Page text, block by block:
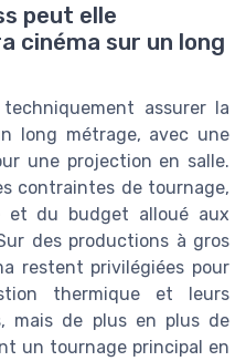
peut elle
cinéma sur un long
assurer la
long métrage, avec une
une projection en salle.
contraintes de tournage,
et du budget alloué aux
des productions à gros
restent privilégiées pour
thermique et leurs
mais de plus en plus de
un tournage principal en